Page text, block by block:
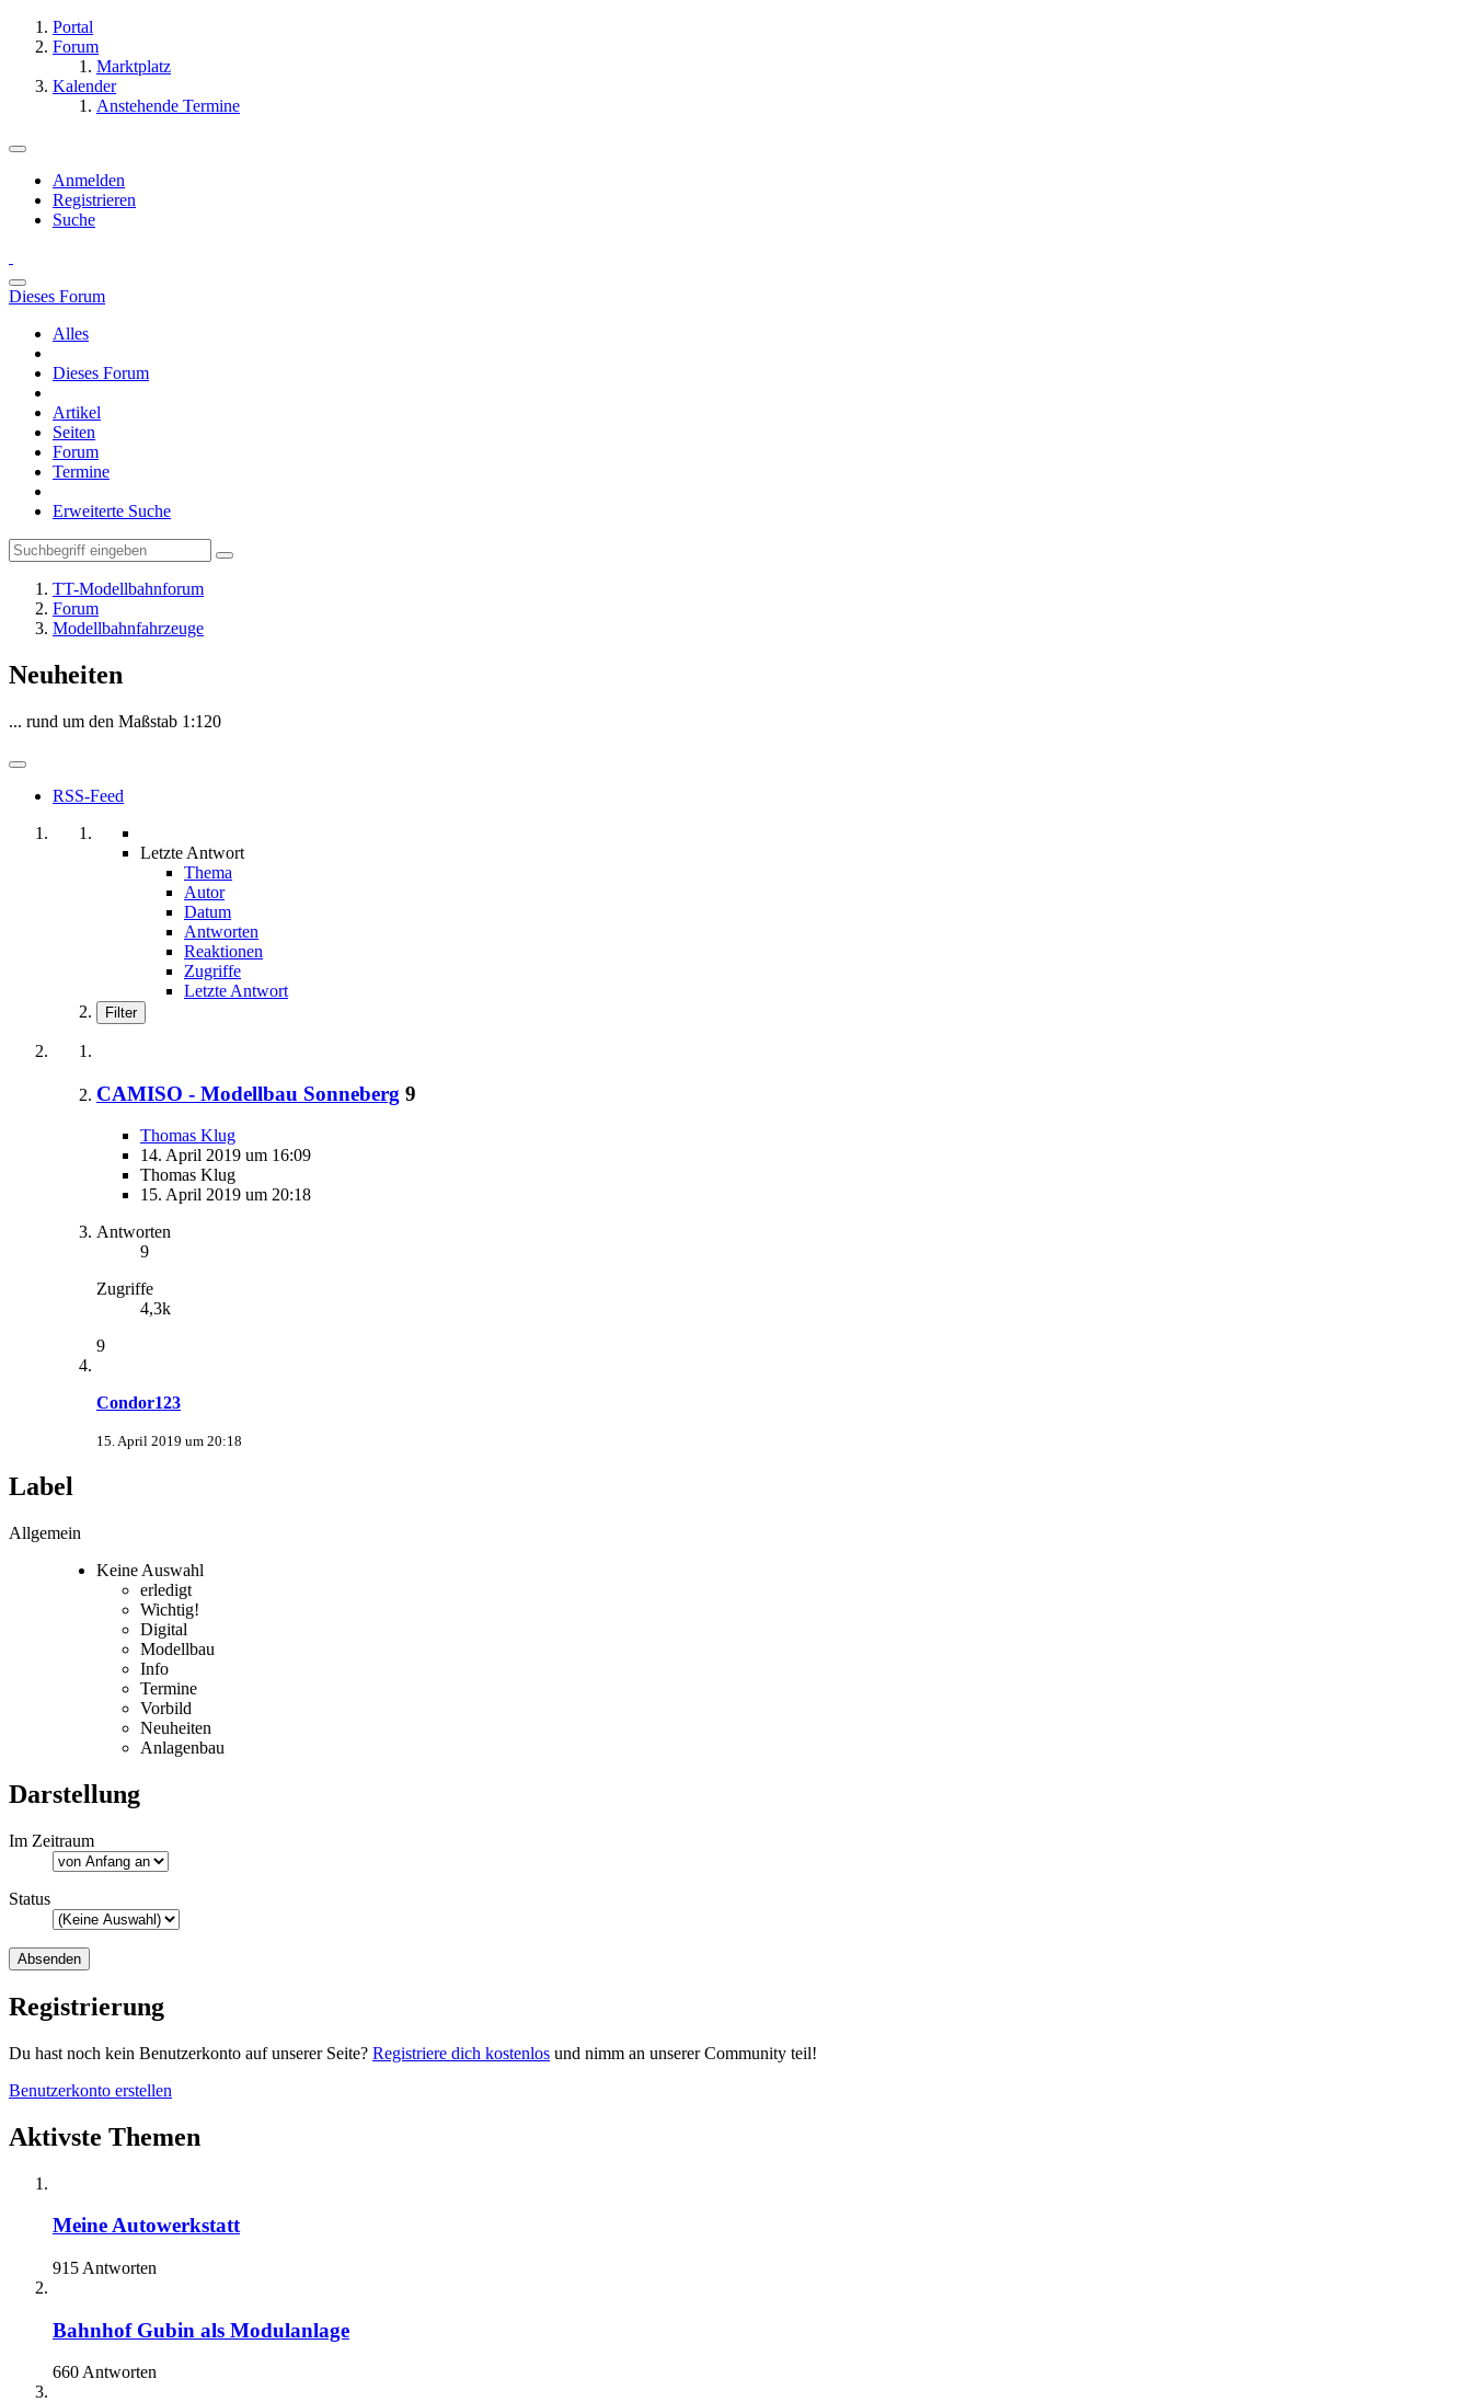
Portal
Forum
Marktplatz
Kalender
Anstehende Termine
Anmelden
Registrieren
Suche
Dieses Forum
Alles
Dieses Forum
Artikel
Seiten
Forum
Termine
Erweiterte Suche
TT-Modellbahnforum
Forum
Modellbahnfahrzeuge
Neuheiten
... rund um den Maßstab 1:120
RSS-Feed
Letzte Antwort
Thema
Autor
Datum
Antworten
Reaktionen
Zugriffe
Letzte Antwort
Filter
CAMISO - Modellbau Sonneberg 9
Thomas Klug
14. April 2019 um 16:09
Thomas Klug
15. April 2019 um 20:18
Antworten
9
Zugriffe
4,3k
9
Condor123
15. April 2019 um 20:18
Label
Allgemein
Keine Auswahl
erledigt
Wichtig!
Digital
Modellbau
Info
Termine
Vorbild
Neuheiten
Anlagenbau
Darstellung
Im Zeitraum
Status
Registrierung
Du hast noch kein Benutzerkonto auf unserer Seite? Registriere dich kostenlos und nimm an unserer Community teil!
Benutzerkonto erstellen
Aktivste Themen
Meine Autowerkstatt
915 Antworten
Bahnhof Gubin als Modulanlage
660 Antworten